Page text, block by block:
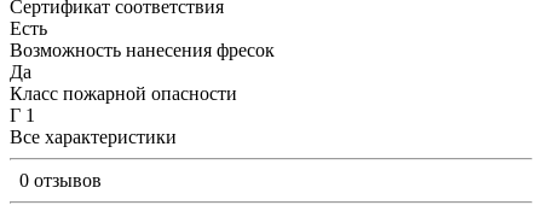
Сертификат соответствия
Есть
Возможность нанесения фресок
Да
Класс пожарной опасности
Г 1
Все характеристики
0 отзывов